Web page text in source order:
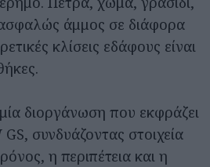
άμμος σε διάφορα
κλίσεις εδάφους είναι
διοργάνωση που εκφράζει
συνδυάζοντας στοιχεία
η περιπέτεια και η